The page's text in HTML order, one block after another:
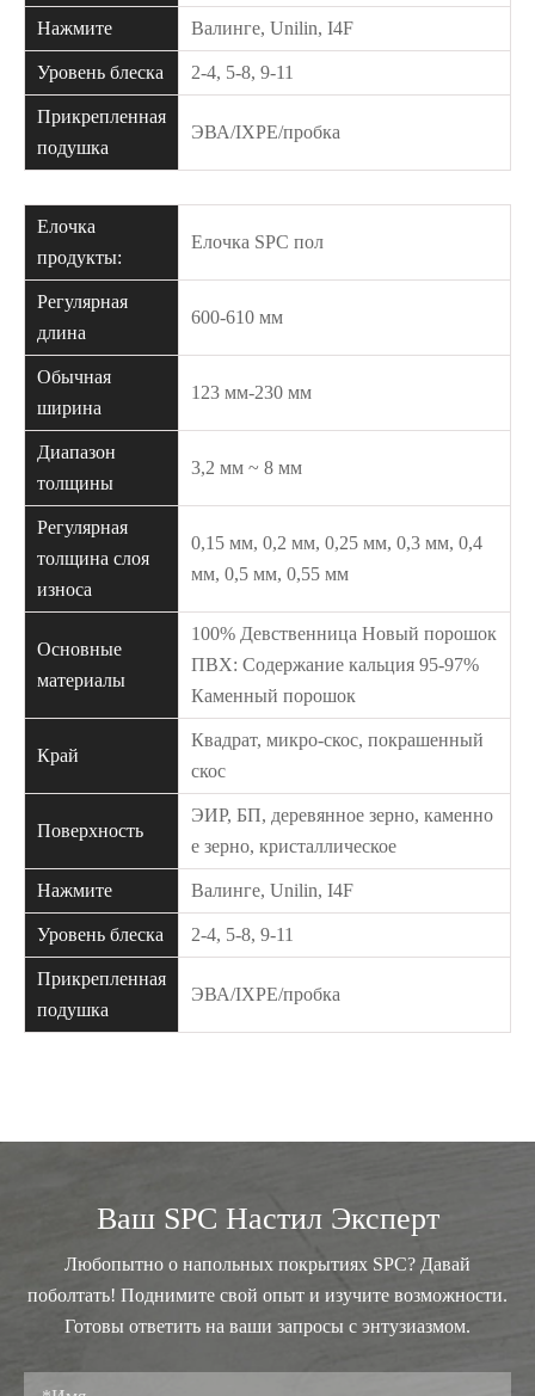
Нажмите Валинге, Unilin, I4F
Уровень блеска 2-4, 5-8, 9-11
Прикрепленная
подушка
ЭВА/IXPE/пробка
Елочка
продукты:
Елочка SPC пол
Регулярная
длина
600-610 мм
Обычная
ширина
123 мм-230 мм
Диапазон
толщины
3,2 мм ~ 8 мм
Регулярная
толщина слоя
износа
0,15 мм, 0,2 мм, 0,25 мм, 0,3 мм, 0,4
мм, 0,5 мм, 0,55 мм
Основные
материалы
100% Девственница Новый порошок
ПВХ: Содержание кальция 95-97%
Каменный порошок
Край
Квадрат, микро-скос, покрашенный
скос
Поверхность
ЭИР, БП, деревянное зерно, каменно
е зерно, кристаллическое
Нажмите Валинге, Unilin, I4F
Уровень блеска 2-4, 5-8, 9-11
Прикрепленная
подушка
ЭВА/IXPE/пробка
Ваш SPC Настил Эксперт
Любопытно о напольных покрытиях SPC? Давай
поболтать! Поднимите свой опыт и изучите возможности.
Готовы ответить на ваши запросы с энтузиазмом.